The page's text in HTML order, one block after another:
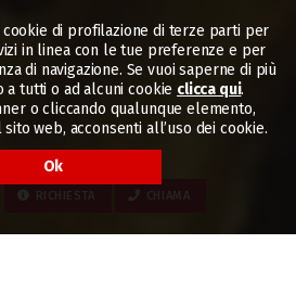
di profilazione di terze parti per
in linea con le tue preferenze e per
di navigazione. Se vuoi saperne di più
a tutti o ad alcuni cookie clicca qui.
o cliccando qualunque elemento,
web, acconsenti all’uso dei cookie.
Ok
RICHIESTA CHIAMA